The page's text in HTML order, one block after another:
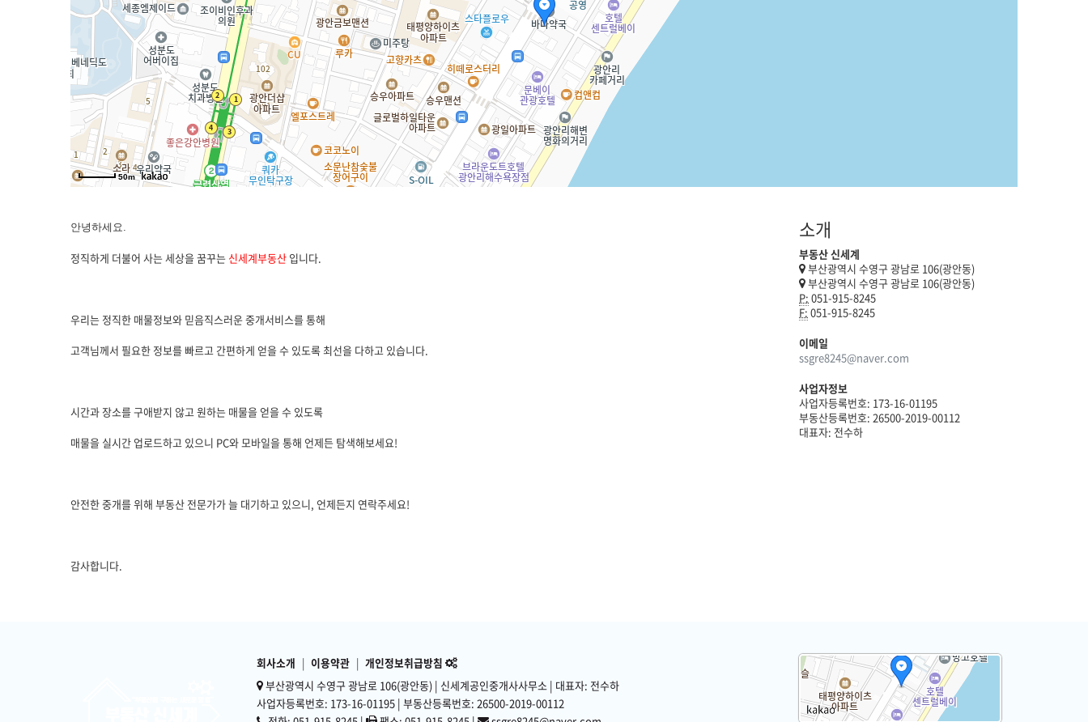
50m
안녕하세요.
정직하게 더불어 사는 세상을 꿈꾸는 신세계부동산 입니다.
우리는 정직한 매물정보와 믿음직스러운 중개서비스를 통해
고객님께서 필요한 정보를 빠르고 간편하게 얻을 수 있도록 최선을 다하고 있습니다.
시간과 장소를 구애받지 않고 원하는 매물을 얻을 수 있도록
매물을 실시간 업로드하고 있으니 PC와 모바일을 통해 언제든 탐색해보세요!
안전한 중개를 위해 부동산 전문가가 늘 대기하고 있으니, 언제든지 연락주세요!
감사합니다.
소개
부동산 신세계
부산광역시 수영구 광남로 106(광안동)
부산광역시 수영구 광남로 106(광안동)
P: 051-915-8245
F: 051-915-8245
이메일
ssgre8245@naver.com
사업자정보
사업자등록번호: 173-16-01195
부동산등록번호: 26500-2019-00112
대표자: 전수하
회사소개 | 이용약관 | 개인정보취급방침
부산광역시 수영구 광남로 106(광안동) | 신세계공인중개사사무소 | 대표자: 전수하
사업자등록번호: 173-16-01195 | 부동산등록번호: 26500-2019-00112